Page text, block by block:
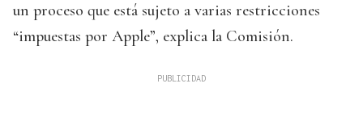
un proceso que está sujeto a varias restricciones
“impuestas por Apple”, explica la Comisión.